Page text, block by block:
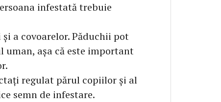
infestată trebuie
a covoarelor. Păduchii pot
uman, așa că este important
regulat părul copiilor și al
semn de infestare.